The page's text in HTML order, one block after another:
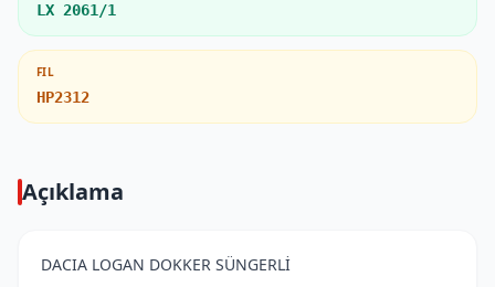
LX 2061/1
FIL
HP2312
Açıklama
DACIA LOGAN DOKKER SÜNGERLİ